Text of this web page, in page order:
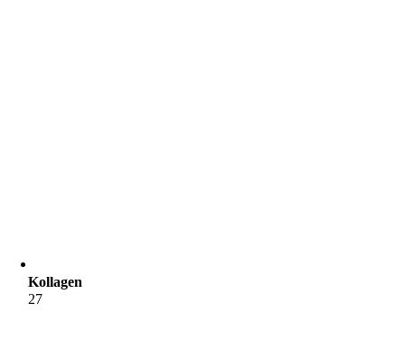
Kollagen
27